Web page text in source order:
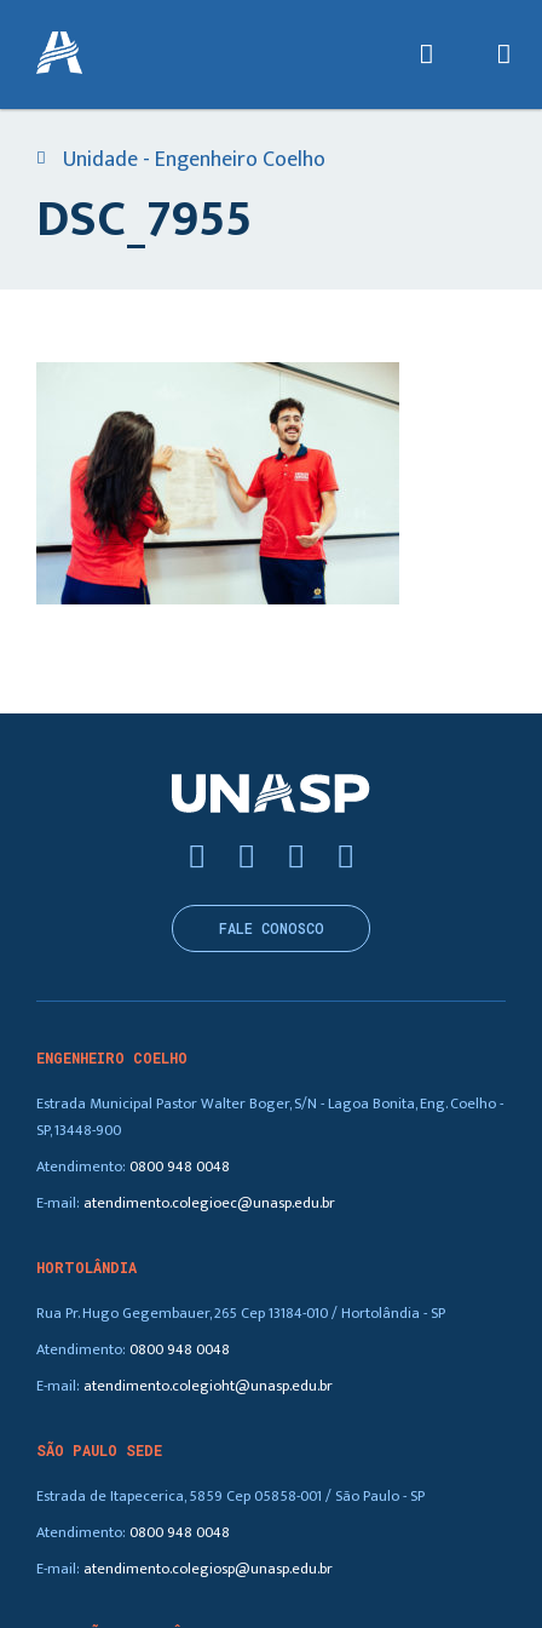
Unidade - Engenheiro Coelho
DSC_7955
ENGENHEIRO COELHO
Estrada Municipal Pastor Walter Boger, S/N - Lagoa Bonita, Eng. Coelho -
SP, 13448-900
Atendimento:0800 948 0048
E-mail: atendimento.colegioec@unasp.edu.br
HORTOLÂNDIA
Rua Pr. Hugo Gegembauer, 265 Cep 13184-010 / Hortolândia - SP
Atendimento:0800 948 0048
E-mail: atendimento.colegioht@unasp.edu.br
SÃO PAULO SEDE
Estrada de Itapecerica, 5859 Cep 05858-001 / São Paulo - SP
Atendimento:0800 948 0048
E-mail: atendimento.colegiosp@unasp.edu.br
FALE CONOSCO